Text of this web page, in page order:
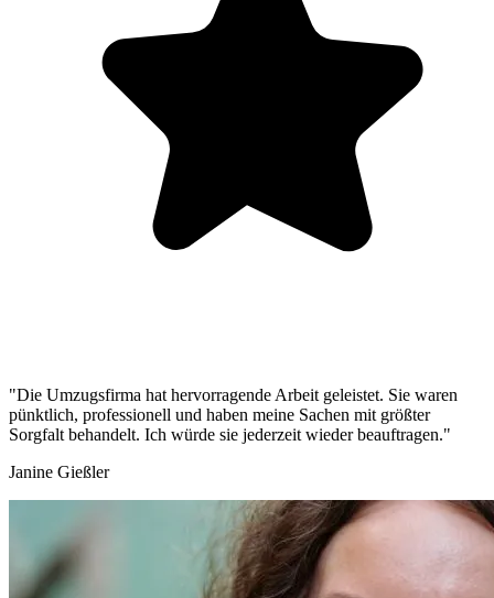
"Die Umzugsfirma hat hervorragende Arbeit geleistet. Sie waren
pünktlich, professionell und haben meine Sachen mit größter
Sorgfalt behandelt. Ich würde sie jederzeit wieder beauftragen."
Janine Gießler